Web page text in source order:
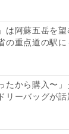
たといいます
ポンジケーキ
グルトアイス
」のピック
は阿蘇五岳を望
の重点道の駅に
たから購入〜
リーバッグが話